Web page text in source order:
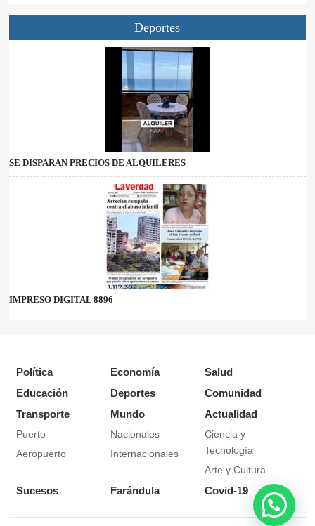
Deportes
SE DISPARAN PRECIOS DE ALQUILERES
IMPRESO DIGITAL 8896
Política Economía
Salud
Educación
Deportes
Comunidad
Transporte
Puerto
Aeropuerto
Mundo
Nacionales
Internacionales
Actualidad
Ciencia y
Tecnología
Arte y Cultura
Sucesos Farándula Covid-19